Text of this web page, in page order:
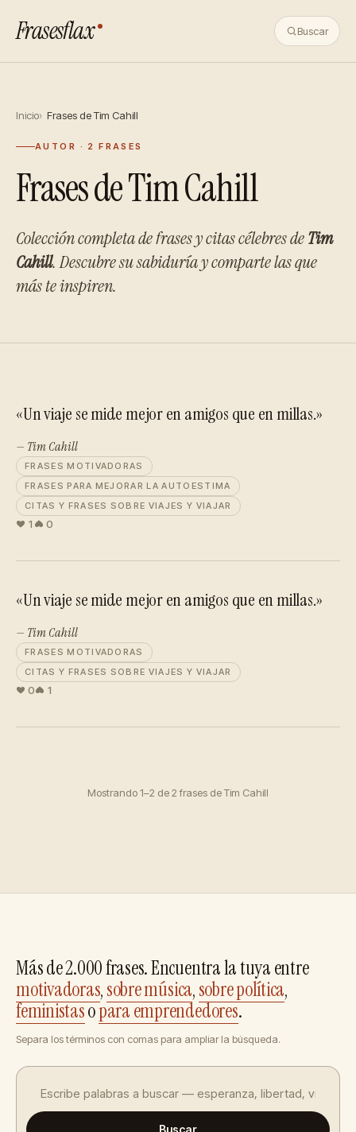
Frasesflax Buscar
Inicio Frases de Tim Cahill
AUTOR · 2 FRASES
Frases de Tim Cahill
Colección completa de frases y citas célebres deTim
Cahill. Descubre su sabiduría y comparte las que
más te inspiren.
«Un viaje se mide mejor en amigos que en millas.»
— Tim Cahill
FRASES MOTIVADORAS
FRASES PARA MEJORAR LA AUTOESTIMA
CITAS Y FRASES SOBRE VIAJES Y VIAJAR
1 0
«Un viaje se mide mejor en amigos que en millas.»
— Tim Cahill
FRASES MOTIVADORAS
CITAS Y FRASES SOBRE VIAJES Y VIAJAR
0 1
Mostrando 1–2 de 2 frases de Tim Cahill
Más de 2.000 frases. Encuentra la tuya entre
motivadoras,sobre música,sobre política,
feministasopara emprendedores.
Separa los términos con comas para ampliar la búsqueda.
Buscar